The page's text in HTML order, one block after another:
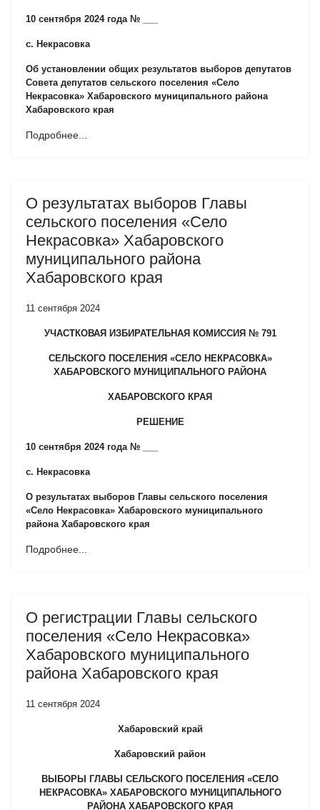
10 сентября 2024 года № ___
с. Некрасовка
Об установлении общих результатов выборов депутатов
Совета депутатов сельского поселения «Село
Некрасовка» Хабаровского муниципального района
Хабаровского края
Подробнее...
О результатах выборов Главы
сельского поселения «Село
Некрасовка» Хабаровского
муниципального района
Хабаровского края
11 сентября 2024
УЧАСТКОВАЯ ИЗБИРАТЕЛЬНАЯ КОМИССИЯ № 791
СЕЛЬСКОГО ПОСЕЛЕНИЯ «СЕЛО НЕКРАСОВКА»
ХАБАРОВСКОГО МУНИЦИПАЛЬНОГО РАЙОНА
ХАБАРОВСКОГО КРАЯ
РЕШЕНИЕ
10 сентября 2024 года № ___
с. Некрасовка
О результатах выборов Главы сельского поселения
«Село Некрасовка» Хабаровского муниципального
района Хабаровского края
Подробнее...
О регистрации Главы сельского
поселения «Село Некрасовка»
Хабаровского муниципального
района Хабаровского края
11 сентября 2024
Хабаровский край
Хабаровский район
ВЫБОРЫ ГЛАВЫ СЕЛЬСКОГО ПОСЕЛЕНИЯ «СЕЛО
НЕКРАСОВКА» ХАБАРОВСКОГО МУНИЦИПАЛЬНОГО
РАЙОНА ХАБАРОВСКОГО КРАЯ